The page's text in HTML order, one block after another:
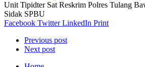
Unit Tipidter Sat Reskrim Polres Tulang
Sidak SPBU
Facebook Twitter LinkedIn Print
Previous post
Next post